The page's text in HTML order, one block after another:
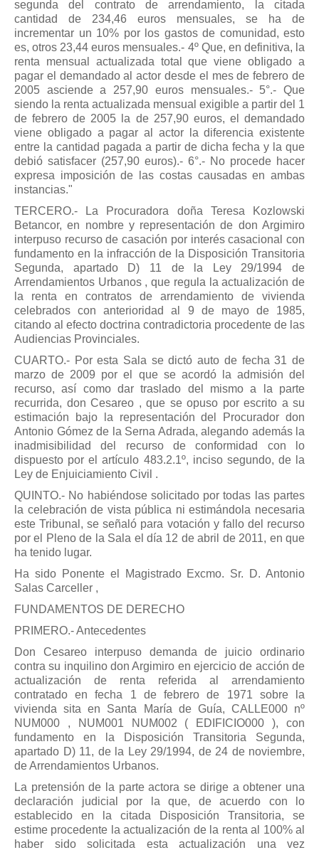
segunda del contrato de arrendamiento, la citada
cantidad de 234,46 euros mensuales, se ha de
incrementar un 10% por los gastos de comunidad, esto
es, otros 23,44 euros mensuales.- 4º Que, en definitiva, la
renta mensual actualizada total que viene obIigado a
pagar el demandado al actor desde el mes de febrero de
2005 asciende a 257,90 euros mensuales.- 5°.- Que
siendo la renta actualizada mensual exigible a partir del 1
de febrero de 2005 la de 257,90 euros, el demandado
viene obligado a pagar al actor la diferencia existente
entre la cantidad pagada a partir de dicha fecha y la que
debió satisfacer (257,90 euros).- 6°.- No procede hacer
expresa imposición de las costas causadas en ambas
instancias."
TERCERO.- La Procuradora doña Teresa Kozlowski
Betancor, en nombre y representación de don Argimiro
interpuso recurso de casación por interés casacional con
fundamento en la infracción de la Disposición Transitoria
Segunda, apartado D) 11 de la Ley 29/1994 de
Arrendamientos Urbanos , que regula la actualización de
la renta en contratos de arrendamiento de vivienda
celebrados con anterioridad al 9 de mayo de 1985,
citando al efecto doctrina contradictoria procedente de las
Audiencias Provinciales.
CUARTO.- Por esta Sala se dictó auto de fecha 31 de
marzo de 2009 por el que se acordó la admisión del
recurso, así como dar traslado del mismo a la parte
recurrida, don Cesareo , que se opuso por escrito a su
estimación bajo la representación del Procurador don
Antonio Gómez de la Serna Adrada, alegando además la
inadmisibilidad del recurso de conformidad con lo
dispuesto por el artículo 483.2.1º, inciso segundo, de la
Ley de Enjuiciamiento Civil .
QUINTO.- No habiéndose solicitado por todas las partes
la celebración de vista pública ni estimándola necesaria
este Tribunal, se señaló para votación y fallo del recurso
por el Pleno de la Sala el día 12 de abril de 2011, en que
ha tenido lugar.
Ha sido Ponente el Magistrado Excmo. Sr. D. Antonio
Salas Carceller ,
FUNDAMENTOS DE DERECHO
PRIMERO.- Antecedentes
Don Cesareo interpuso demanda de juicio ordinario
contra su inquilino don Argimiro en ejercicio de acción de
actualización de renta referida al arrendamiento
contratado en fecha 1 de febrero de 1971 sobre la
vivienda sita en Santa María de Guía, CALLE000 nº
NUM000 , NUM001 NUM002 ( EDIFICIO000 ), con
fundamento en la Disposición Transitoria Segunda,
apartado D) 11, de la Ley 29/1994, de 24 de noviembre,
de Arrendamientos Urbanos.
La pretensión de la parte actora se dirige a obtener una
declaración judicial por la que, de acuerdo con lo
establecido en la citada Disposición Transitoria, se
estime procedente la actualización de la renta al 100% al
haber sido solicitada esta actualización una vez